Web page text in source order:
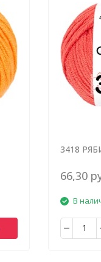
3418
66,30
В